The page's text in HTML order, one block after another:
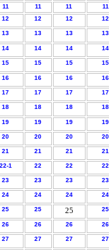
11 11 11 11
12 12 12 12
13 13 13 13
14 14 14 14
15 15 15 15
16 16 16 16
17 17 17 17
18 18 18 18
19 19 19 19
20 20 20 20
21 21 21 21
22-1 22 22 22
23 23 23 23
24 24 24 24
25 25 25 25
26 26 26 26
27 27 27 27